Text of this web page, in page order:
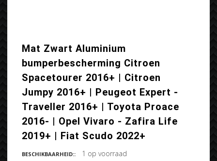
Mat Zwart Aluminium
bumperbescherming Citroen
Spacetourer 2016+ | Citroen
Jumpy 2016+ | Peugeot Expert -
Traveller 2016+ | Toyota Proace
2016- | Opel Vivaro - Zafira Life
2019+ | Fiat Scudo 2022+
BESCHIKBAARHEID:: 1 op voorraad